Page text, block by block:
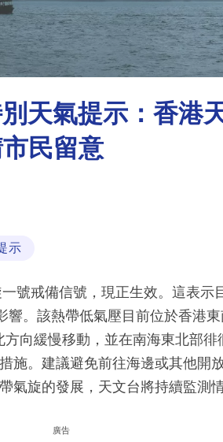
天氣提示：香港
民留意
示
號戒備信號，現正生效。這表示
。該熱帶低氣壓目前位於香港
向緩慢移動，並在南海東北部徘
施。建議避免前往海邊或其他開
氣旋的發展，天文台將持續監測
廣告